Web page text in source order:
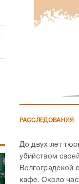
РАССЛЕДОВАНИЯ
До двух лет
убийством
Волгоградской
кафе. Около